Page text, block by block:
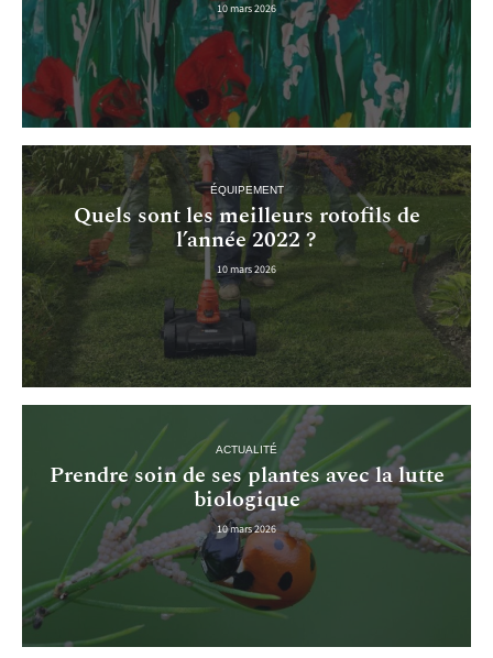
10 mars 2026
ÉQUIPEMENT
Quels sont les meilleurs rotofils de
l’année 2022 ?
10 mars 2026
ACTUALITÉ
Prendre soin de ses plantes avec la lutte
biologique
10 mars 2026